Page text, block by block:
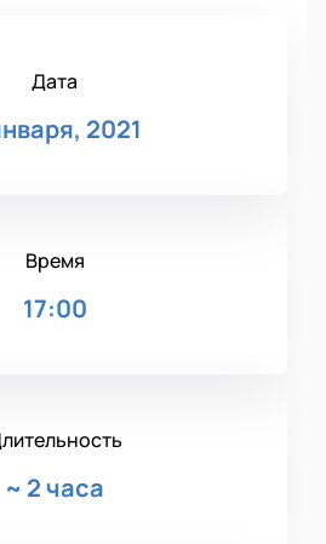
Дата
2021
Время
17:00
~ 2 часа